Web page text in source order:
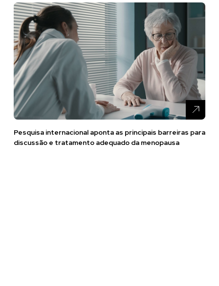
Pesquisa internacional aponta as principais barreiras para
discussão e tratamento adequado da menopausa